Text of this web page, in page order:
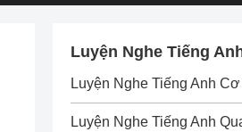
Luyện Nghe Tiếng
Luyện Nghe Tiếng Anh
Luyện Nghe Tiếng Anh